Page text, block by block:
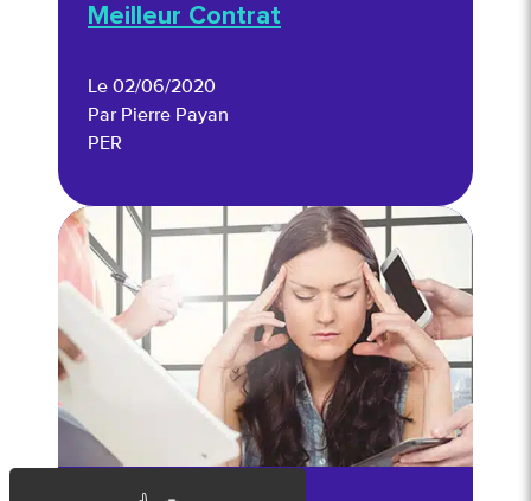
Meilleur Contrat
Le 02/06/2020
Par Pierre Payan
PER